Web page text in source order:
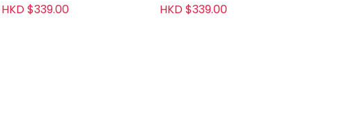
HKD $339.00 HKD $339.00